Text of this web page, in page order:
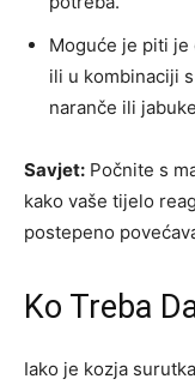
Moguće je piti je
ili u kombinaciji
naranče ili
Savjet: Počnite s
kako vaše tijelo
postepeno
Ko Treba
Iako je kozja